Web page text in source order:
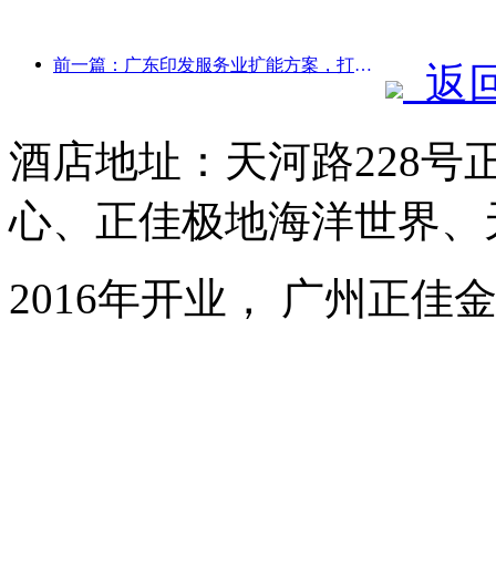
前一篇：广东印发服务业扩能方案，打造大湾区世界级旅游目的地
返
酒店地址：天河路228号
心、正佳极地海洋世界
2016年开业， 广州正